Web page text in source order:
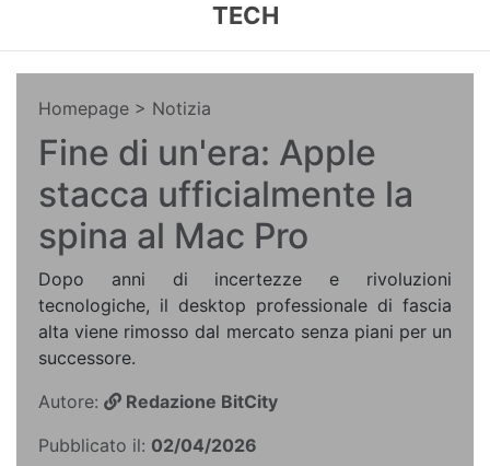
TECH
Homepage > Notizia
Fine di un'era: Apple
stacca ufficialmente la
spina al Mac Pro
Dopo anni di incertezze e rivoluzioni
tecnologiche, il desktop professionale di fascia
alta viene rimosso dal mercato senza piani per un
successore.
Autore:
Redazione BitCity
Pubblicato il: 02/04/2026